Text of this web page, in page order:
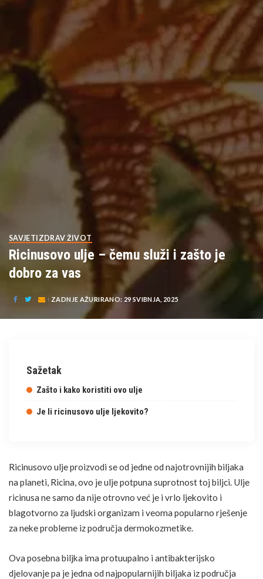
SAVJETI ZDRAV ŽIVOT
Ricinusovo ulje – čemu služi i zašto je
dobro za vas
ZADNJE AŽURIRANO: 29 SVIBNJA, 2025
Sažetak
Zašto i kako koristiti ovo ulje
Je li ricinusovo ulje ljekovito?
Ricinusovo ulje proizvodi se od jedne od najotrovnijih biljaka
na planeti, Ricina, ovo je ulje potpuna suprotnost toj biljci. Ulje
ricinusa ne samo da nije otrovno već je i vrlo ljekovito i
blagotvorno za ljudski organizam i veoma popularno rješenje
za neke probleme iz područja dermokozmetike.
Ova posebna biljka ima protuupalno i antibakterijsko
djelovanje pa je jedna od najpopularnijih biljaka iz područja